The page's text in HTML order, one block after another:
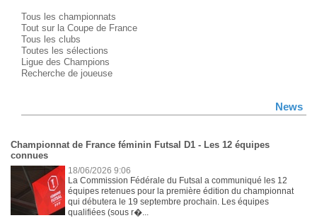
Tous les championnats
Tout sur la Coupe de France
Tous les clubs
Toutes les sélections
Ligue des Champions
Recherche de joueuse
News
Championnat de France féminin Futsal D1 - Les 12 équipes
connues
18/06/2026 9:06
La Commission Fédérale du Futsal a communiqué les 12
équipes retenues pour la première édition du championnat
qui débutera le 19 septembre prochain. Les équipes
qualifiées (sous r�...